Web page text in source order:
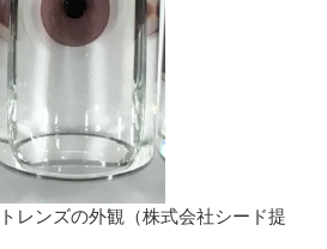
レンズの外観（株式会社シード提